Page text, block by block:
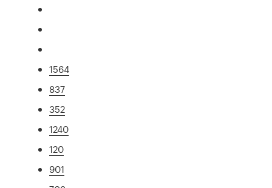
1564
837
352
1240
120
901